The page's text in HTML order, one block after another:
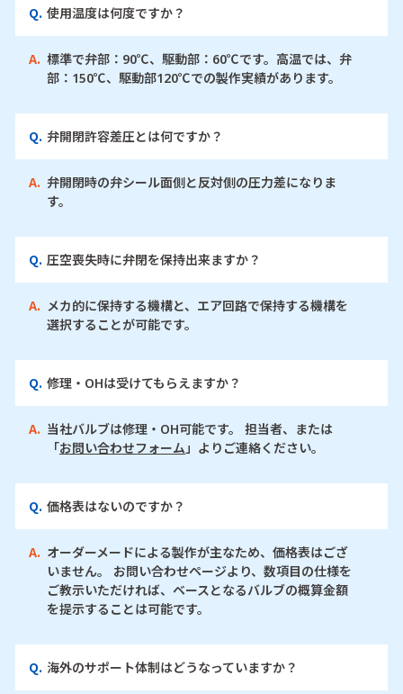
Q. 使用温度は何度ですか？
A. 標準で弁部：90℃、駆動部：60℃です。高温では、弁
部：150℃、駆動部120℃での製作実績があります。
Q. 弁開閉許容差圧とは何ですか？
A. 弁開閉時の弁シール面側と反対側の圧力差になりま
す。
Q. 圧空喪失時に弁閉を保持出来ますか？
A. メカ的に保持する機構と、エア回路で保持する機構を
選択することが可能です。
Q. 修理・OHは受けてもらえますか？
A. 当社バルブは修理・OH可能です。 担当者、または
「お問い合わせフォーム」よりご連絡ください。
Q. 価格表はないのですか？
A. オーダーメードによる製作が主なため、価格表はござ
いません。 お問い合わせページより、数項目の仕様を
ご教示いただければ、ベースとなるバルブの概算金額
を提示することは可能です。
Q. 海外のサポート体制はどうなっていますか？